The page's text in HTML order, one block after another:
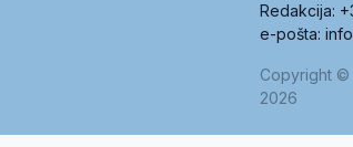
Redakcija:
e-pošta:
Copyright ©
2026